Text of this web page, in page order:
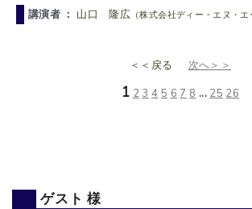
講演者 ： 山口 隆広 （株式会社ディー・エヌ・エ
＜＜戻る 次へ＞＞
1 23 4 5 6 7 8 ... 25 26
ゲスト 様